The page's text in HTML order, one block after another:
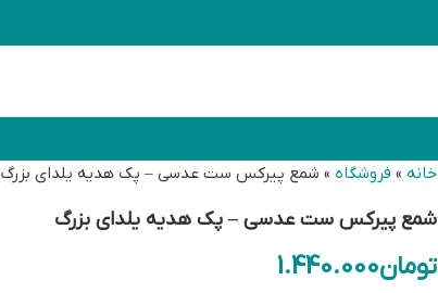
خانه » فروشگاه » شمع پیرکس ست عدسی – پک هدیه یلدای بزرگ
شمع پیرکس ست عدسی – پک هدیه یلدای بزرگ
تومان1.440.000